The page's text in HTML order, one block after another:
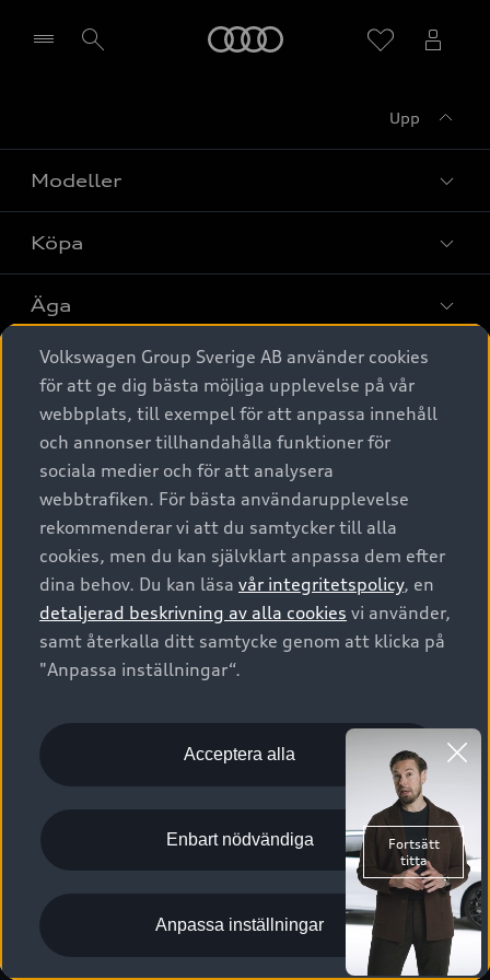
Upp
Modeller
Alla modeller
Elbilar
A6 modellerna
SUV
Avant
Audi Sport
Köpa
Privaterbjudanden
Privatleasing
Nya bilar i lager
Begagnade bilar i lager
Audi approved :plus - så gott som nya
Finansiering
Audi exclusive
Provkörning
Äga
Service & tillbehör
Audi digital services
Originaltillbehör - köp online
Garantier
Försäkring
Digitala manualer för din Audi
Audi Collection – livsstilsartiklar
Vanliga frågor
2G/3G nätet stängs ned - Hur påverkas min bil av detta?
Tjänstebil
Tjänstebil
Business lease online
Företagsleasing
Om Audi Sverige
Kontakta oss
Audi Återförsäljare/-serviceverkstad
myAudi
Pressmeddelanden
Nyhetsbrev
Vårt hållbarhetsarbete
Lediga tjänster huvudkontor
Lediga tjänster hos Audi Återförsäljare
Kommentar till mediauppgifter om dataläcka
© 2026 AUDI SVERIGE. All Rights Reserved.
Utgivare Juridiskt
Juridiskt Audi AG
Juridiskt Audi Digital Giveaway
Anpassa inställningar för cookies
Visselblåsarkanaler
Volkswagen Group Sverige AB använder cookies
för att ge dig bästa möjliga upplevelse på vår
webbplats, till exempel för att anpassa innehåll
och annonser tillhandahålla funktioner för
sociala medier och för att analysera
webbtrafiken. För bästa användarupplevelse
rekommenderar vi att du samtycker till alla
cookies, men du kan självklart anpassa dem efter
dina behov. Du kan läsa vår integritetspolicy, en
detaljerad beskrivning av alla cookies vi använder,
samt återkalla ditt samtycke genom att klicka på
"Anpassa inställningar“.
Acceptera alla
Enbart nödvändiga
Anpassa inställningar